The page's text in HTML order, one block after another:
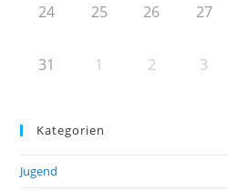
24 25 26 27
31 1 2 3
Kategorien
Jugend